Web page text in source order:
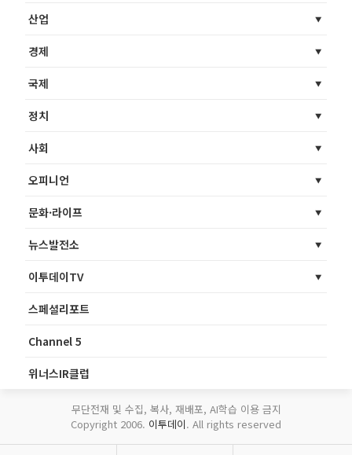
산업
경제
국제
정치
사회
오피니언
문화·라이프
뉴스발전소
이투데이TV
스페셜리포트
Channel 5
위너스IR클럽
무단전재 및 수집, 복사, 재배포, AI학습 이용 금지
Copyright 2006. 이투데이. All rights reserved